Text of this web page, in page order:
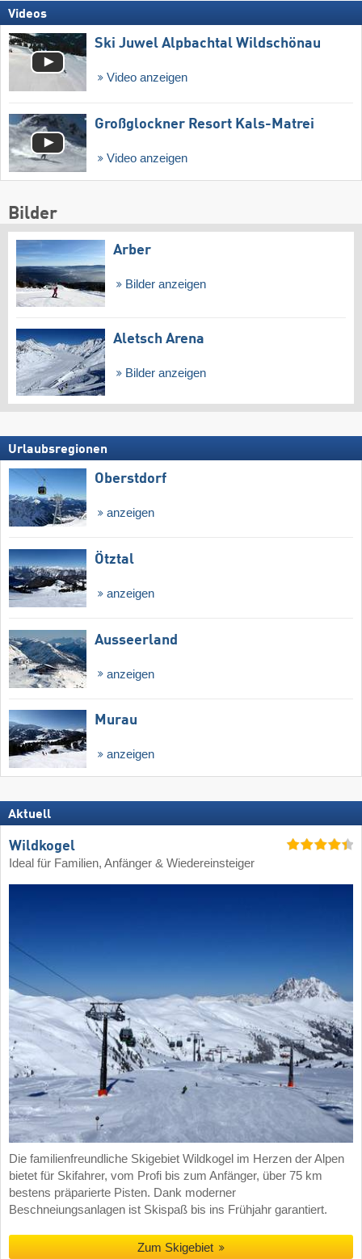
Videos
Ski Juwel Alpbachtal Wildschönau
Video anzeigen
Großglockner Resort Kals-Matrei
Video anzeigen
Bilder
Arber
Bilder anzeigen
Aletsch Arena
Bilder anzeigen
Urlaubsregionen
Oberstdorf
anzeigen
Ötztal
anzeigen
Ausseerland
anzeigen
Murau
anzeigen
Aktuell
Wildkogel
Ideal für Familien, Anfänger & Wiedereinsteiger
Die familienfreundliche Skigebiet Wildkogel im Herzen der Alpen
bietet für Skifahrer, vom Profi bis zum Anfänger, über 75 km
bestens präparierte Pisten. Dank moderner
Beschneiungsanlagen ist Skispaß bis ins Frühjahr garantiert.
Zum Skigebiet